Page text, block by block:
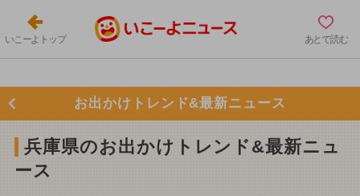
いこーよトップ あとで読む
お出かけトレンド&最新ニュース
兵庫県のお出かけトレンド&最新ニュ
ース